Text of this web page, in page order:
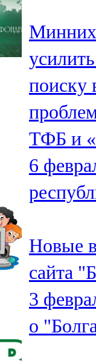
поиску
ТФБ и
6
Новые
сайта
3
о